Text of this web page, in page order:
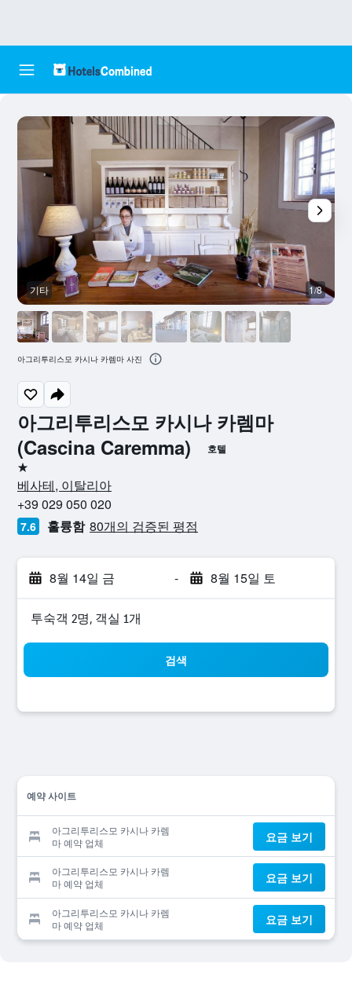
아그리투리스모 카시나 카렘마
(Cascina Caremma)
호텔
1성급
베사테, 이탈리아
+39 029 050 020
7.6 훌륭함 80개의 검증된 평점
8월 14일 금 - 8월 15일 토
​투숙객 2​명, ​객실 1개
검색
예약 사이트
아그리투리스모 카시나 카렘
마 예약 업체
요금 보기
아그리투리스모 카시나 카렘
마 예약 업체
요금 보기
아그리투리스모 카시나 카렘
마 예약 업체
요금 보기
기타 1/8
아그리투리스모 카시나 카렘마 사진